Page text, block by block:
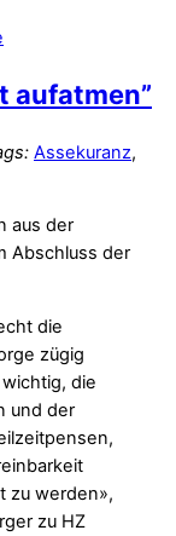
aufatmen”
Assekuranz,
aus der
Abschluss der
die
zügig
die
und der
zu werden»,
zu HZ